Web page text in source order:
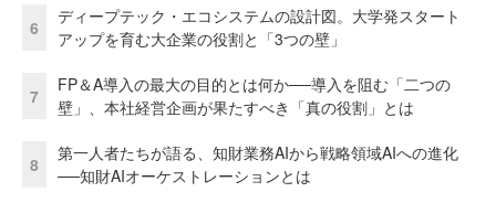
6
ディープテック・エコシステムの設計図。大学発スタート
アップを育む大企業の役割と「3つの壁」
7
FP＆A導入の最大の目的とは何か──導入を阻む「二つの
壁」、本社経営企画が果たすべき「真の役割」とは
8
第一人者たちが語る、知財業務AIから戦略領域AIへの進化
──知財AIオーケストレーションとは